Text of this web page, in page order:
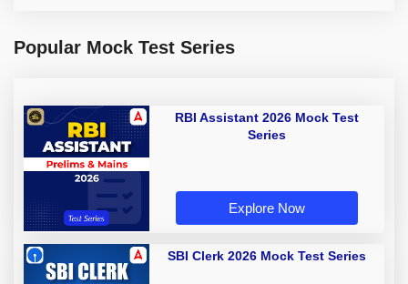
Popular Mock Test Series
RBI Assistant 2026 Mock Test
Series
Explore Now
SBI Clerk 2026 Mock Test Series